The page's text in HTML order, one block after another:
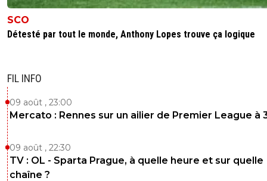
SCO
Détesté par tout le monde, Anthony Lopes trouve ça logique
FIL INFO
09 août , 23:00
Mercato : Rennes sur un ailier de Premier League à
09 août , 22:30
TV : OL - Sparta Prague, à quelle heure et sur quelle
chaîne ?